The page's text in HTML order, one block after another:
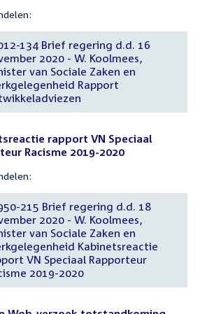
134 Brief regering d.d. 16
2020 - W. Koolmees,
van Sociale Zaken en
Rapport
rapport VN Speciaal
Racisme 2019-2020
215 Brief regering d.d. 18
2020 - W. Koolmees,
van Sociale Zaken en
Kabinetsreactie
VN Speciaal Rapporteur
2019-2020